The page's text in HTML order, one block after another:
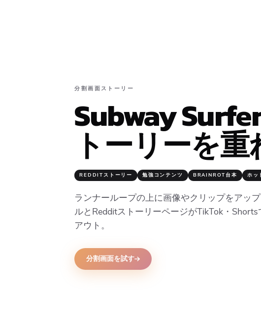
分割画面ストーリー
Subway
トーリーを重
REDDITストーリー 勉強コンテンツ BRAINROT台本 ホッ
ランナーループの上に画像やクリップをアッ
ルとRedditストーリーページがTikTok・
アウト。
分割画面を試す